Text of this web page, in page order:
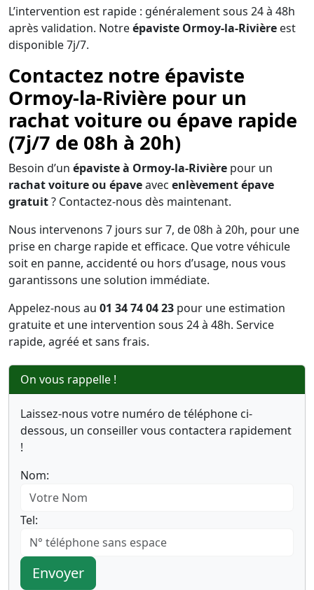
L’intervention est rapide : généralement sous 24 à 48h
après validation. Notreépaviste Ormoy-la-Rivière est
disponible 7j/7.
Contactez notre épaviste
Ormoy-la-Rivière pour un
rachat voiture ou épave rapide
(7j/7 de 08h à 20h)
Besoin d’un épaviste à Ormoy-la-Rivière pour un
rachat voiture ou épaveavec enlèvement épave
gratuit? Contactez-nous dès maintenant.
Nous intervenons 7 jours sur 7, de 08h à 20h, pour une
prise en charge rapide et efficace. Que votre véhicule
soit en panne, accidenté ou hors d’usage, nous vous
garantissons une solution immédiate.
Appelez-nous au 01 34 74 04 23 pour une estimation
gratuite et une intervention sous 24 à 48h. Service
rapide, agréé et sans frais.
On vous rappelle !
Laissez-nous votre numéro de téléphone ci-
dessous, un conseiller vous contactera rapidement
!
Nom:
Tel:
Envoyer